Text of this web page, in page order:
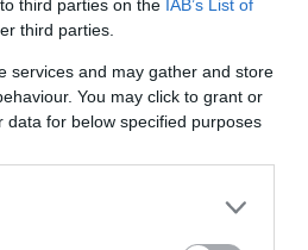
third parties on the IAB’s List of
third parties.
services and may gather and store
You may click to grant or
for below specified purposes
e altre
Sarà
Mario Malu
Paolo Pinna